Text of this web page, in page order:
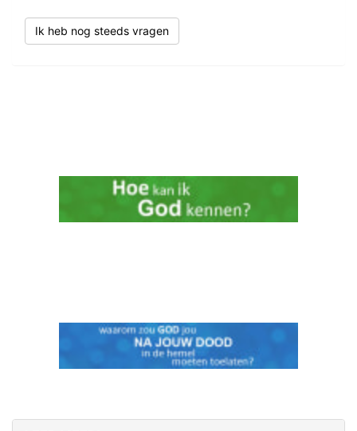
Ik heb nog steeds vragen